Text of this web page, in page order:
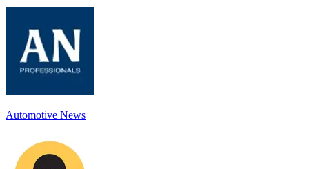
Automotive News